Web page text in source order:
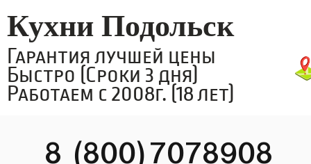
Кухни Подольск
Гарантия лучшей цены
Быстро (Сроки 3 дня)
Работаем с 2008г. (18 лет)
8 (800)7078908